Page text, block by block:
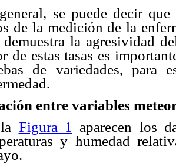
se puede decir
de la medición de la
demuestra la agresividad
de estas tasas es
de variedades, para
entre variables
Figura 1
aparecen los
y humedad